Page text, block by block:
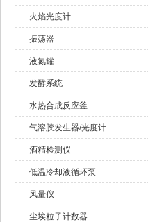
火焰光度计
振荡器
液氮罐
发酵系统
水热合成反应釜
气溶胶发生器/光度计
酒精检测仪
低温冷却液循环泵
风量仪
尘埃粒子计数器